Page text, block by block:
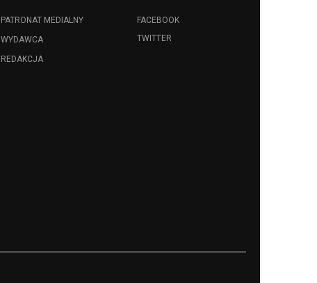
PATRONAT MEDIALNY
WYDAWCA
REDAKCJA
FACEBOOK
TWITTER